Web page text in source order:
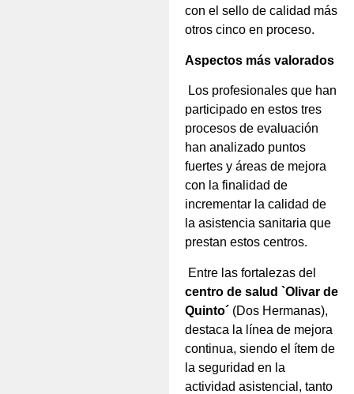
con el sello de calidad más
otros cinco en proceso.
Aspectos más valorados
Los profesionales que han
participado en estos tres
procesos de evaluación
han analizado puntos
fuertes y áreas de mejora
con la finalidad de
incrementar la calidad de
la asistencia sanitaria que
prestan estos centros.
Entre las fortalezas del
centro de salud `Olivar de
Quinto´ (Dos Hermanas),
destaca la línea de mejora
continua, siendo el ítem de
la seguridad en la
actividad asistencial, tanto